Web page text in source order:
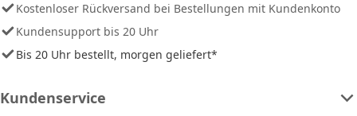
Kostenloser Rückversand bei Bestellungen mit Kundenkonto
Kundensupport bis 20 Uhr
Bis 20 Uhr bestellt, morgen geliefert*
Kundenservice